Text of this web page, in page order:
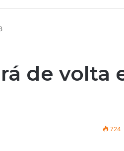
de volta
724